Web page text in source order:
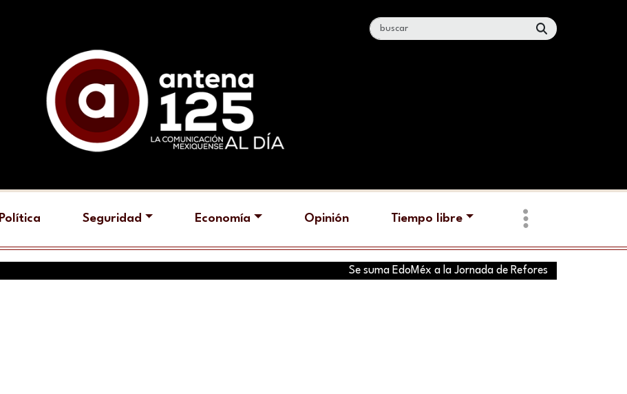
Política Seguridad Economía Opinión Tiempo libre
Se suma EdoMéx a la Jornada de Reforestación convocada por